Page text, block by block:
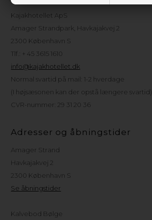
Kajakhotellet ApS
Amager Strandpark, Havkajakvej 2
2300 København S
Tlf.: + 45 3615 1610
info@kajakhotellet.dk
Normal svartid på mail: 1-2 hverdage
(I højsæsonen kan der opstå længere svartid)
CVR-nummer: 29 31 20 36
Adresser og åbningstider
Amager Strand
Havkajakvej 2
2300 København S
Se åbningstider
Kalvebod Bølge